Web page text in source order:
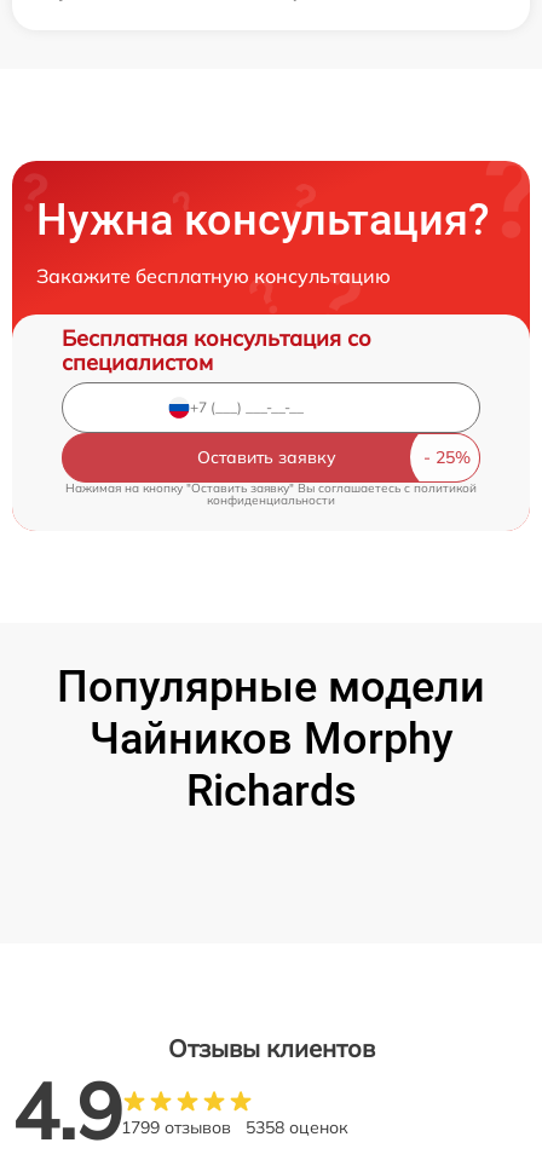
Нужна консультация?
Закажите бесплатную консультацию
Бесплатная консультация со
специалистом
Оставить заявку
Нажимая на кнопку "Оставить заявку" Вы соглашаетесь cполитикой
конфиденциальности
Популярные модели
Чайников Morphy
Richards
Отзывы клиентов
4.91799 отзывов 5358 оценок